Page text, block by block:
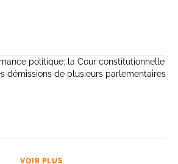
politique: la Cour constitutionnelle
démissions de plusieurs parlementaires
VOIR PLUS